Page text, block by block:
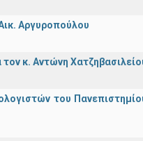
Αργυροπούλου
κ. Αντώνη
του